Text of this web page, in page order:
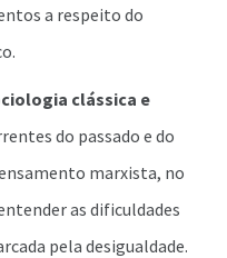
a respeito do
clássica e
do passado e do
marxista, no
as dificuldades
pela desigualdade.